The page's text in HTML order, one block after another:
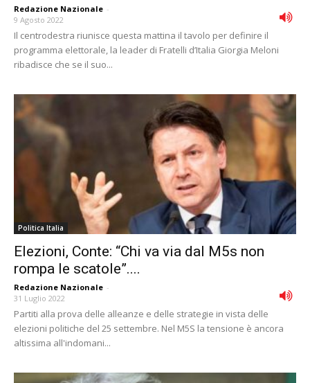
Redazione Nazionale -
9 Agosto 2022
Il centrodestra riunisce questa mattina il tavolo per definire il
programma elettorale, la leader di Fratelli d’Italia Giorgia Meloni
ribadisce che se il suo...
Politica Italia
Elezioni, Conte: “Chi va via dal M5s non
rompa le scatole”....
Redazione Nazionale -
31 Luglio 2022
Partiti alla prova delle alleanze e delle strategie in vista delle
elezioni politiche del 25 settembre. Nel M5S la tensione è ancora
altissima all'indomani...